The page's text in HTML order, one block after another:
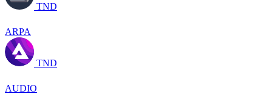
TND
ARPA
TND
AUDIO